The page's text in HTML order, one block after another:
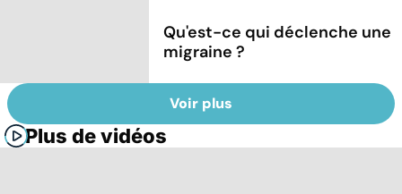
Qu'est-ce qui déclenche une
migraine ?
Voir plus
Plus de vidéos